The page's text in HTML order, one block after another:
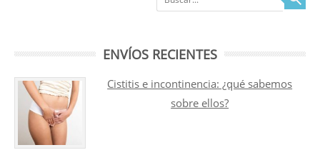
ENVÍOS RECIENTES
Cistitis e incontinencia: ¿qué sabemos
sobre ellos?